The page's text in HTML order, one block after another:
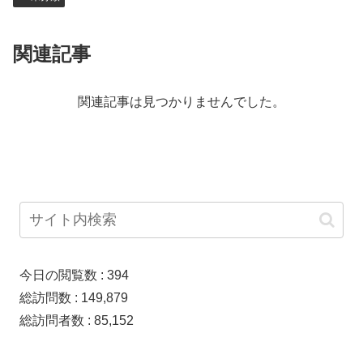
関連記事
関連記事は見つかりませんでした。
今日の閲覧数 : 394
総訪問数 : 149,879
総訪問者数 : 85,152